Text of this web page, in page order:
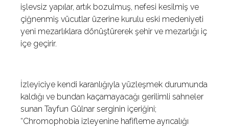
işlevsiz yapılar, artık bozulmuş, nefesi kesilmiş ve
çiğnenmiş vücutlar üzerine kurulu eski medeniyeti
yeni mezarlıklara dönüştürerek şehir ve mezarlığı iç
içe geçirir.
İzleyiciye kendi karanlığıyla yüzleşmek durumunda
kaldığı ve bundan kaçamayacağı gerilimli sahneler
sunan Tayfun Gülnar serginin içeriğini;
“Chromophobia izleyenine hafifleme ayrıcalığı